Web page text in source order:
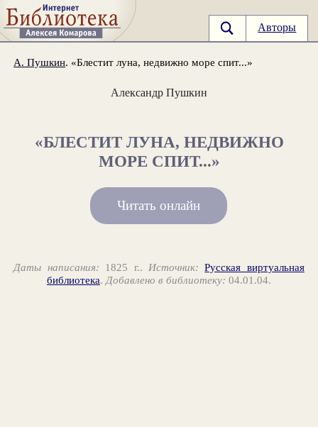
Авторы
А. Пушкин. «Блестит луна, недвижно море спит...»
Александр Пушкин
«БЛЕСТИТ ЛУНА, НЕДВИЖНО
МОРЕ СПИТ...»
Читать онлайн
Даты написания: 1825 г.. Источник: Русская виртуальная
библиотека.Добавлено в библиотеку: 04.01.04.